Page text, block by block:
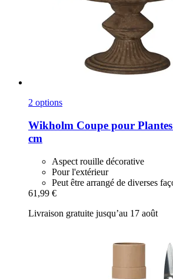
2 options
Wikholm Coupe pour
cm
Aspect rouille décorative
Pour l'extérieur
Peut être arrangé de diverses
61,99 €
Livraison gratuite jusqu’au 17 août